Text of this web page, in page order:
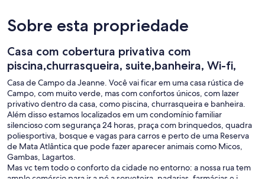
Sobre esta propriedade
Casa com cobertura privativa com
piscina,churrasqueira, suite,banheira, Wi-fi,
Casa de Campo da Jeanne. Você vai ficar em uma casa rústica de
Campo, com muito verde, mas com confortos únicos, com lazer
privativo dentro da casa, como piscina, churrasqueira e banheira.
Além disso estamos localizados em um condomínio familiar
silencioso com segurança 24 horas, praça com brinquedos, quadra
poliesportiva, bosque e vagas para carros e perto de uma Reserva
de Mata Atlântica que pode fazer aparecer animais como Micos,
Gambas, Lagartos.
Mas vc tem todo o conforto da cidade no entorno: a nossa rua tem
amplo comércio para ir a pé a sorveteira, padarias, farmácias e i